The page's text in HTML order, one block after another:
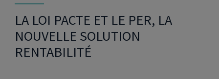
LA LOI PACTE ET LE PER, LA
NOUVELLE SOLUTION
RENTABILITÉ